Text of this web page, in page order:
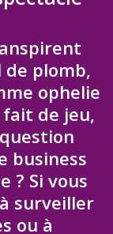
plomb,
ophelie
de jeu,
business
? Si vous
surveiller
ou à